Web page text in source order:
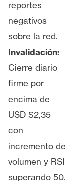
reportes
negativos
sobre la red.
Invalidación:
Cierre diario
firme por
encima de
USD $2,35
con
incremento de
volumen y RSI
superando 50.